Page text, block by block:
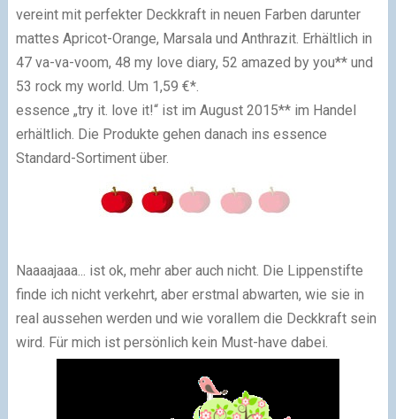
vereint mit perfekter Deckkraft in neuen Farben darunter
mattes Apricot-Orange, Marsala und Anthrazit. Erhältlich in
47 va-va-voom, 48 my love diary, 52 amazed by you** und
53 rock my world. Um 1,59 €*.
essence „try it. love it!“ ist im August 2015** im Handel
erhältlich. Die Produkte gehen danach ins essence
Standard-Sortiment über.
Naaaajaaa... ist ok, mehr aber auch nicht. Die Lippenstifte
finde ich nicht verkehrt, aber erstmal abwarten, wie sie in
real aussehen werden und wie vorallem die Deckkraft sein
wird. Für mich ist persönlich kein Must-have dabei.